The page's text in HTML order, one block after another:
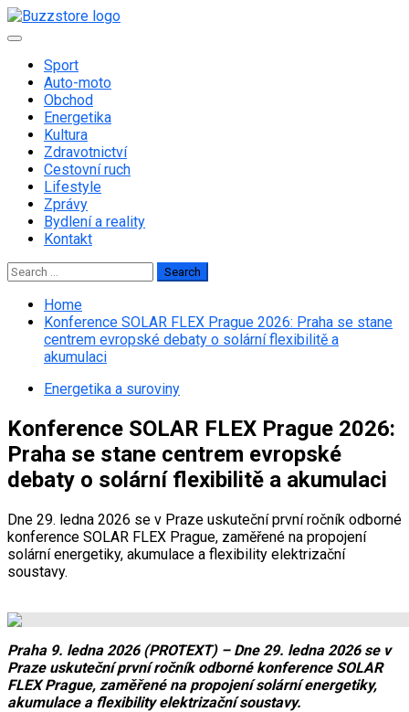
Skip
to
Primary
Sport
Auto-moto
Obchod
Energetika
Kultura
Zdravotnictví
Cestovní ruch
Lifestyle
Zprávy
Bydlení a reality
Kontakt
Search
for:
Home
Konference SOLAR FLEX Prague 2026: Praha se stane
centrem evropské debaty o solární flexibilitě a
akumulaci
Energetika a suroviny
Konference SOLAR FLEX Prague 2026:
Praha se stane centrem evropské
debaty o solární flexibilitě a akumulaci
Dne 29. ledna 2026 se v Praze uskuteční první ročník odborné
konference SOLAR FLEX Prague, zaměřené na propojení
solární energetiky, akumulace a flexibility elektrizační
soustavy.
Praha 9. ledna 2026 (PROTEXT) – Dne 29. ledna 2026 se v
Praze uskuteční první ročník odborné konference SOLAR
FLEX Prague, zaměřené na propojení solární energetiky,
akumulace a flexibility elektrizační soustavy.